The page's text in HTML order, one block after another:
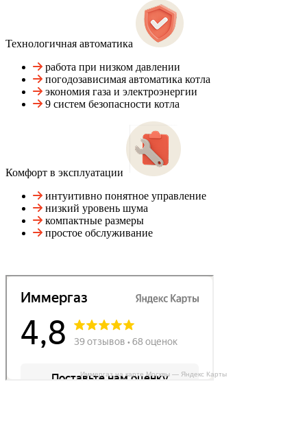
Технологичная автоматика
работа при низком давлении
погодозависимая автоматика котла
экономия газа и электроэнергии
9 систем безопасности котла
Комфорт в эксплуатации
интуитивно понятное управление
низкий уровень шума
компактные размеры
простое обслуживание
Иммергаз на карте Москвы — Яндекс Карты